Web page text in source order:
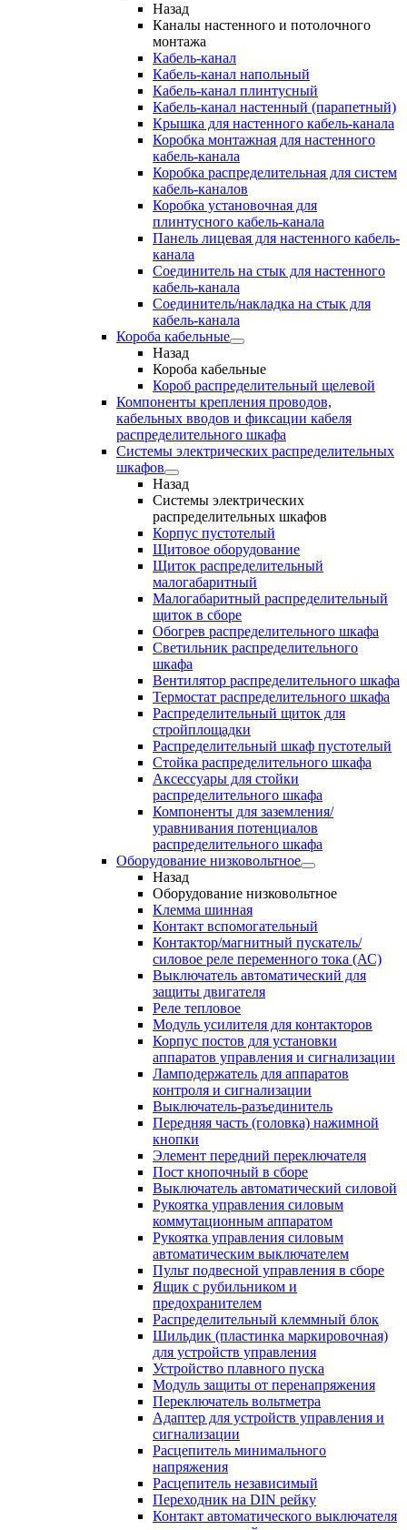
Назад
Каналы настенного и потолочного
монтажа
Кабель-канал
Кабель-канал напольный
Кабель-канал плинтусный
Кабель-канал настенный (парапетный)
Крышка для настенного кабель-канала
Коробка монтажная для настенного
кабель-канала
Коробка распределительная для систем
кабель-каналов
Коробка установочная для
плинтусного кабель-канала
Панель лицевая для настенного кабель-
канала
Соединитель на стык для настенного
кабель-канала
Соединитель/накладка на стык для
кабель-канала
Короба кабельные
Назад
Короба кабельные
Короб распределительный щелевой
Компоненты крепления проводов,
кабельных вводов и фиксации кабеля
распределительного шкафа
Системы электрических распределительных
шкафов
Назад
Системы электрических
распределительных шкафов
Корпус пустотелый
Щитовое оборудование
Щиток распределительный
малогабаритный
Малогабаритный распределительный
щиток в сборе
Обогрев распределительного шкафа
Светильник распределительного
шкафа
Вентилятор распределительного шкафа
Термостат распределительного шкафа
Распределительный щиток для
стройплощадки
Распределительный шкаф пустотелый
Стойка распределительного шкафа
Аксессуары для стойки
распределительного шкафа
Компоненты для заземления/
уравнивания потенциалов
распределительного шкафа
Оборудование низковольтное
Назад
Оборудование низковольтное
Клемма шинная
Контакт вспомогательный
Контактор/магнитный пускатель/
силовое реле переменного тока (АС)
Выключатель автоматический для
защиты двигателя
Реле тепловое
Модуль усилителя для контакторов
Корпус постов для установки
аппаратов управления и сигнализации
Ламподержатель для аппаратов
контроля и сигнализации
Выключатель-разъединитель
Передняя часть (головка) нажимной
кнопки
Элемент передний переключателя
Пост кнопочный в сборе
Выключатель автоматический силовой
Рукоятка управления силовым
коммутационным аппаратом
Рукоятка управления силовым
автоматическим выключателем
Пульт подвесной управления в сборе
Ящик с рубильником и
предохранителем
Распределительный клеммный блок
Шильдик (пластинка маркировочная)
для устройств управления
Устройство плавного пуска
Модуль защиты от перенапряжения
Переключатель вольтметра
Адаптер для устройств управления и
сигнализации
Расцепитель минимального
напряжения
Расцепитель независимый
Переходник на DIN рейку
Контакт автоматического выключателя